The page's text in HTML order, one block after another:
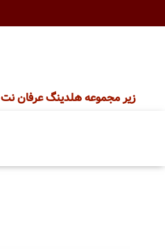
زیر مجموعه هلدینگ عرفان نت